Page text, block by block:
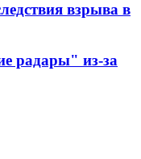
взрыва в
радары" из-за